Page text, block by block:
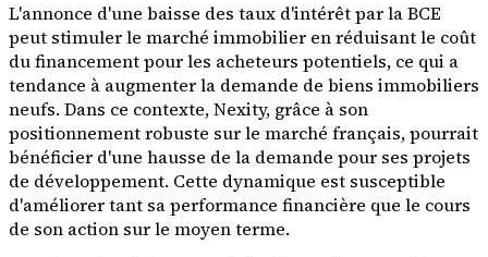
L'annonce d'une baisse des taux d'intérêt par la BCE
peut stimuler le marché immobilier en réduisant le coût
du financement pour les acheteurs potentiels, ce qui a
tendance à augmenter la demande de biens immobiliers
neufs. Dans ce contexte, Nexity, grâce à son
positionnement robuste sur le marché français, pourrait
bénéficier d'une hausse de la demande pour ses projets
de développement. Cette dynamique est susceptible
d'améliorer tant sa performance financière que le cours
de son action sur le moyen terme.